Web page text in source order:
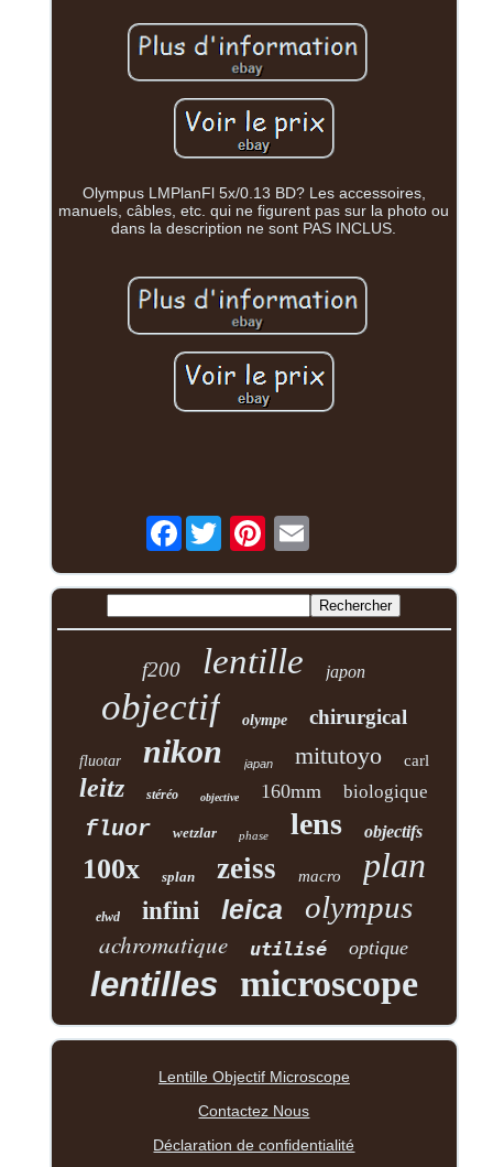
Olympus LMPlanFl 5x/0.13 BD? Les accessoires,
manuels, câbles, etc. qui ne figurent pas sur la photo ou
dans la description ne sont PAS INCLUS.
Facebook
f200 lentille japon
objectif olympe chirurgical
fluotar nikon japan mitutoyo carl
leitz stéréo objective 160mm biologique
fluor wetzlar phase lens objectifs
100x splan zeiss macro plan
elwd infini leica olympus
achromatique utilisé optique
lentilles microscope
Lentille Objectif Microscope
Contactez Nous
Déclaration de confidentialité